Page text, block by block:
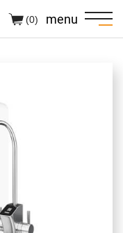
menu
(0)